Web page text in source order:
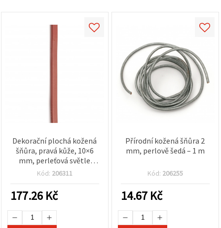
Dekorační plochá kožená
šňůra, pravá kůže, 10×6
mm, perleťová světle
třešňová, 1 m
Kód: 206311
177.26 Kč
Přírodní kožená šňůra 2
mm, perlově šedá – 1 m
Kód: 206255
14.67 Kč